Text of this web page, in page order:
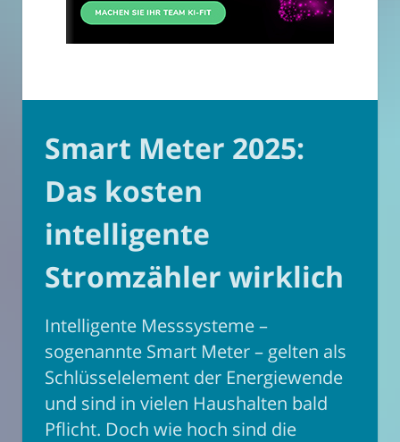
Smart Meter 2025:
Das kosten
intelligente
Stromzähler wirklich
Intelligente Messsysteme –
sogenannte Smart Meter – gelten als
Schlüsselelement der Energiewende
und sind in vielen Haushalten bald
Pflicht. Doch wie hoch sind die